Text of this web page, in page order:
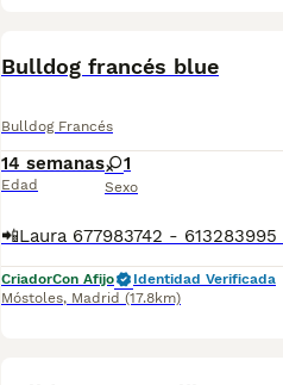
Bulldog francés blue
Bulldog Francés
14 semanas
Edad
1
Sexo
CriadorCon Afijo
Identidad Verificada
Móstoles, Madrid (17.8km)